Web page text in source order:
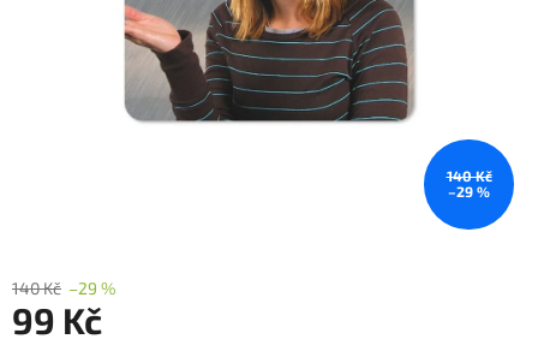
140 Kč
–29 %
140 Kč –29 %
99 Kč